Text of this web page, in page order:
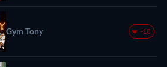
Gym Tony -18